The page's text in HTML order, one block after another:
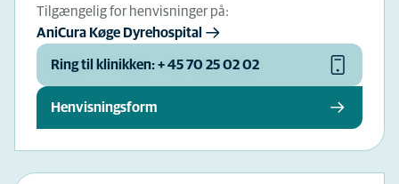
Tilgængelig for henvisninger på:
AniCura Køge Dyrehospital
Ring til klinikken: + 45 70 25 02 02
Henvisningsform